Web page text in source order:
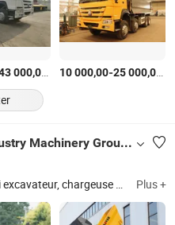
000,00 $US/Pièce
10 000,00-25 000,00
Shandong HUAYEE Heavy Industry Machinery Group Co., Ltd.
chargeuse compacte, mini benne, chariot élévateur Plus +